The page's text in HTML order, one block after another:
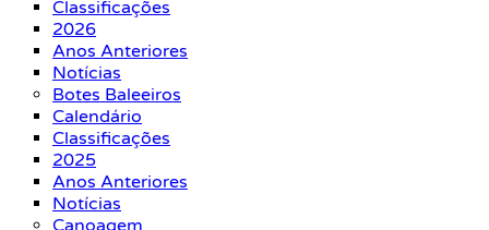
Classificações
2026
Anos Anteriores
Notícias
Botes Baleeiros
Calendário
Classificações
2025
Anos Anteriores
Notícias
Canoagem